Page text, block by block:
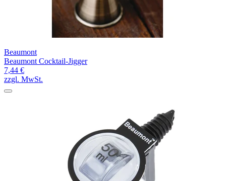
Beaumont
Beaumont Cocktail-Jigger
7,44 €
zzgl. MwSt.